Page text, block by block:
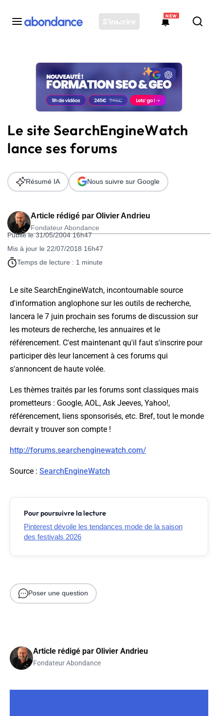
S'inscrire
NEW
Toutes les actus
Actus SEO
Plateforme
Solutions
Ressources
Audit SEO
Le site SearchEngineWatch
lance ses forums
Article rédigé par Olivier Andrieu
Fondateur Abondance
Publié le 31/05/2004 16h47
Mis à jour le 22/07/2018 16h47
Temps de lecture : 1 minute
Résumé IA Nous suivre sur Google
Le site SearchEngineWatch, incontournable source
d'information anglophone sur les outils de recherche,
lancera le 7 juin prochain ses forums de discussion sur
les moteurs de recherche, les annuaires et le
référencement. C'est maintenant qu'il faut s'inscrire pour
participer dès leur lancement à ces forums qui
s'annoncent de haute volée.
Les thèmes traités par les forums sont classiques mais
prometteurs : Google, AOL, Ask Jeeves, Yahoo!,
référencement, liens sponsorisés, etc. Bref, tout le monde
devrait y trouver son compte !
http://forums.searchenginewatch.com/
Source : SearchEngineWatch
Pour poursuivre la lecture
Pinterest dévoile les tendances mode de la saison
des festivals 2026
Poser une question
Article rédigé par Olivier Andrieu
Fondateur Abondance